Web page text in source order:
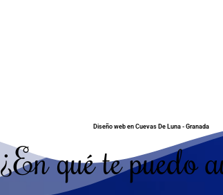
Diseño web en Cuevas De Luna - Granada
¿En qué te puedo